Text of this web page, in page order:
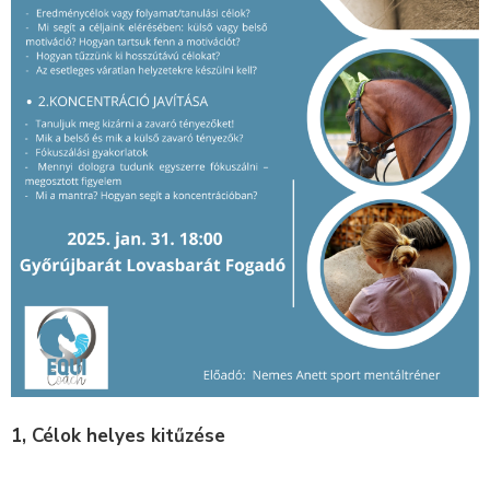
1, Célok helyes kitűzése